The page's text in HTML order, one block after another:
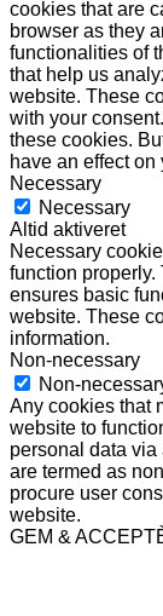
cookies that are
browser as they
functionalities of
that help us
website. These
with your
these cookies.
have an effect
Necessary
Necessary
Altid aktiveret
Necessary
function
ensures basic
website. These
information.
Non-necessary
Non-
Any cookies that
website to
personal data
are termed as
procure user
website.
GEM &